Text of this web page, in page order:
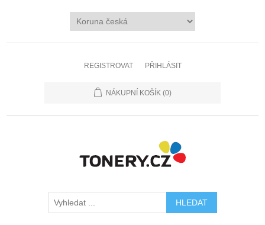
REGISTROVAT PŘIHLÁSIT
NÁKUPNÍ KOŠÍK (0)